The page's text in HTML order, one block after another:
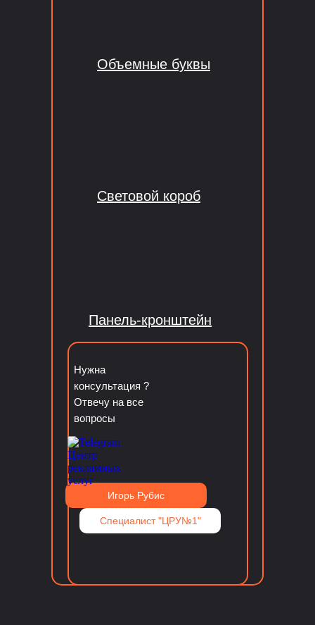
Специалист "ЦРУ№1"
Нужна
консультация ?
Отвечу на все
вопросы
Игорь Рубис
Световой короб
Панель-кронштейн
Объемные буквы